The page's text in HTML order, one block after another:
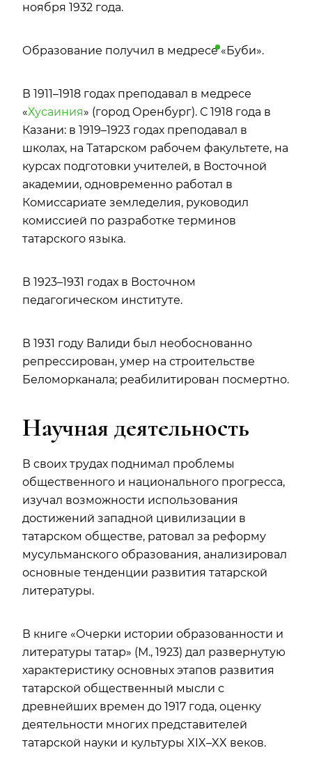
ноября 1932 года.
Образование получил в медресе«Буби».
В 1911–1918 годах преподавал в медресе
«Хусаиния» (город Оренбург). С 1918 года в
Казани: в 1919–1923 годах преподавал в
школах, на Татарском рабочем факультете, на
курсах подготовки учителей, в Восточной
академии, одновременно работал в
Комиссариате земледелия, руководил
комиссией по разработке терминов
татарского языка.
В 1923–1931 годах в Восточном
педагогическом институте.
В 1931 году Валиди был необоснованно
репрессирован, умер на строительстве
Беломорканала; реабилитирован посмертно.
Научная деятельность
В своих трудах поднимал проблемы
общественного и национального прогресса,
изучал возможности использования
достижений западной цивилизации в
татарском обществе, ратовал за реформу
мусульманского образования, анализировал
основные тенденции развития татарской
литературы.
В книге «Очерки истории образованности и
литературы татар» (М., 1923) дал развернутую
характеристику основных этапов развития
татарской общественный мысли с
древнейших времен до 1917 года, оценку
деятельности многих представителей
татарской науки и культуры XIX–XX веков.